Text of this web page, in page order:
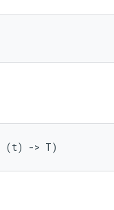
(t) -> T)